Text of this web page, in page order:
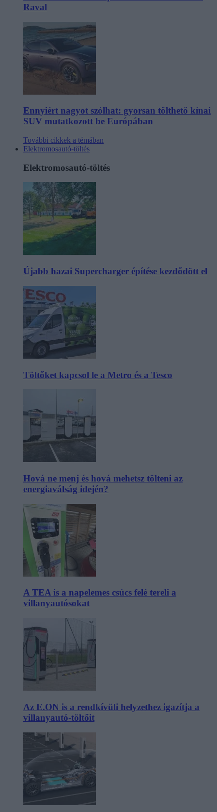
Raval
Ennyiért nagyot szólhat: gyorsan tölthető kínai
SUV mutatkozott be Európában
További cikkek a témában
Elektromosautó-töltés
Elektromosautó-töltés
Újabb hazai Supercharger építése kezdődött el
Töltőket kapcsol le a Metro és a Tesco
Hová ne menj és hová mehetsz tölteni az
energiaválság idején?
A TEA is a napelemes csúcs felé tereli a
villanyautósokat
Az E.ON is a rendkívüli helyzethez igazítja a
villanyautó-töltőit